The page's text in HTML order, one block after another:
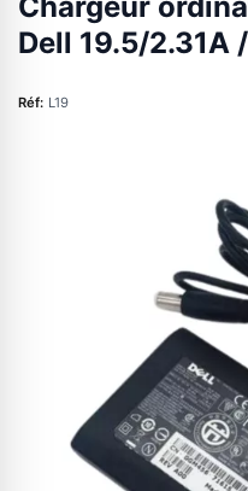
Dell 19.5/2.31A
Réf: L19